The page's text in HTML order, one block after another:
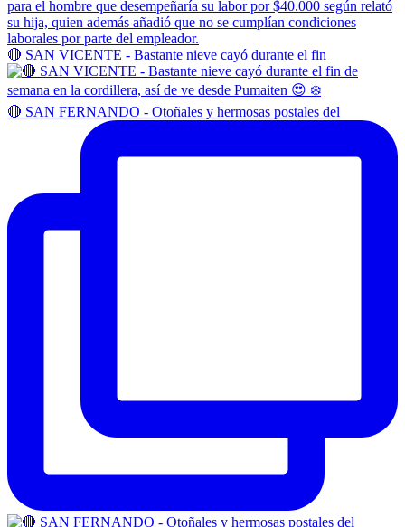
🔴 SAN VICENTE - Bastante nieve cayó durante el fin
🔴 SAN FERNANDO - Otoñales y hermosas postales del